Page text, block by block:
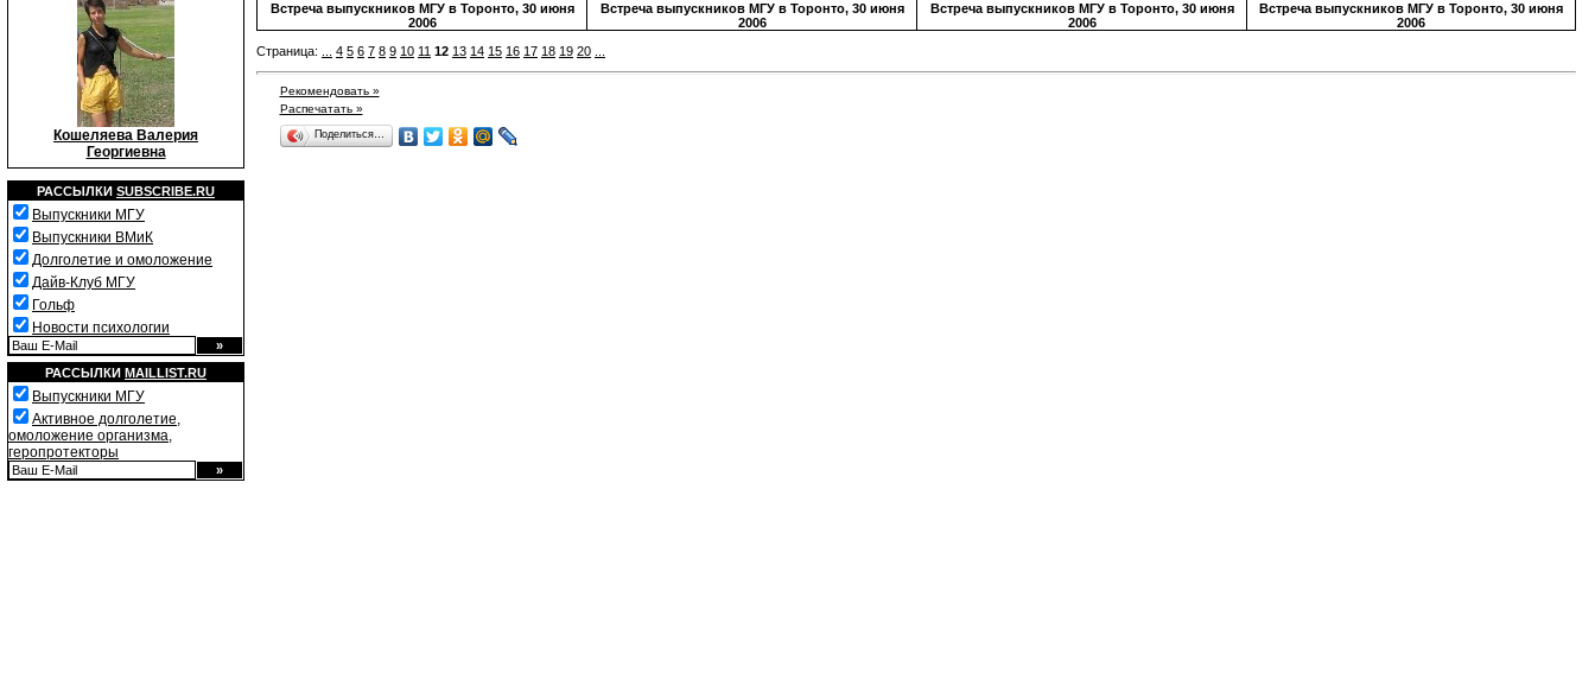
Кошеляева Валерия
Георгиевна
РАССЫЛКИ SUBSCRIBE.RU
Выпускники МГУ
Выпускники ВМиК
Долголетие и омоложение
Дайв-Клуб МГУ
Гольф
Новости психологии
РАССЫЛКИ MAILLIST.RU
Выпускники МГУ
Активное долголетие,
омоложение организма,
геропротекторы
Встреча выпускников МГУ в Торонто, 30 июня
2006
Встреча выпускников МГУ в Торонто, 30 июня
2006
Встреча выпускников МГУ в Торонто, 30 июня
2006
Встреча выпускников МГУ в Торонто, 30 июня
2006
Страница:
4 5 6 7 8 9 10 11 12 13 14 15 16 17 18 19 20
Рекомендовать »
Распечатать »
Поделиться…